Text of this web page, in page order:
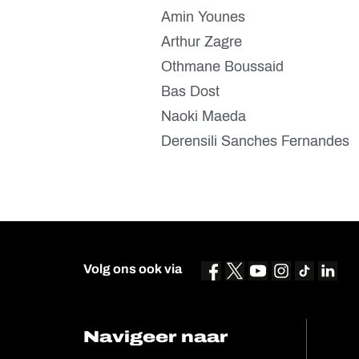
Amin Younes
Arthur Zagre
Othmane Boussaid
Bas Dost
Naoki Maeda
Derensili Sanches Fernandes
Volg ons ook via
Navigeer naar